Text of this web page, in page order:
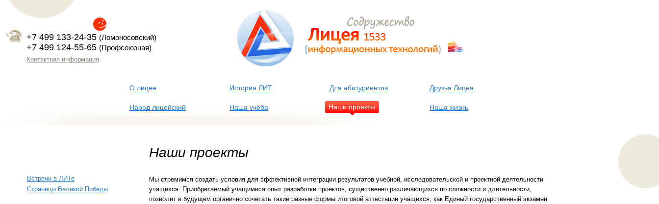
Перейти к основному содержанию
+7 499 133-24-35 (Ломоносовский)
+7 499 124-55-65 (Профсоюзная)
Контактная информация
О лицее История ЛИТ Для абитуриентов Друзья Лицея
Народ лицейский Наша учёба Наши проекты Наша жизнь
Встречи в ЛИТе
Страницы Великой Победы
Наши проекты
Мы стремимся создать условия для эффективной интеграции результатов учебной, исследовательской и проектной деятельности
учащихся. Приобретаемый учащимися опыт разработки проектов, существенно различающихся по сложности и длительности,
позволит в будущем органично сочетать такие разные формы итоговой аттестации учащихся, как Единый государственный экзамен